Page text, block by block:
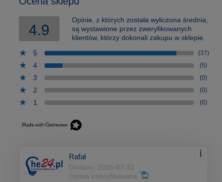
4.9
Opinie, z których została wyliczona średnia,
są wystawione przez zweryfikowanych
klientów, którzy dokonali zakupu w sklepie.
5
(37)
4 (5)
3 (0)
2 (0)
1 (0)
Rafał
Dodano: 2026-07-31
Opinia zweryfikowana